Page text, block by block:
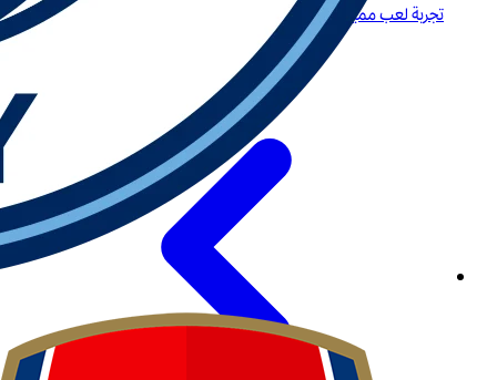
تجربة لعب مميزة لكبار اللاعبين في المنطقة في الإمارات العربية المتحدة